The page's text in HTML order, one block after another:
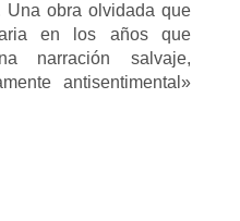
Una obra olvidada que
en los años que
narración salvaje,
antisentimental»